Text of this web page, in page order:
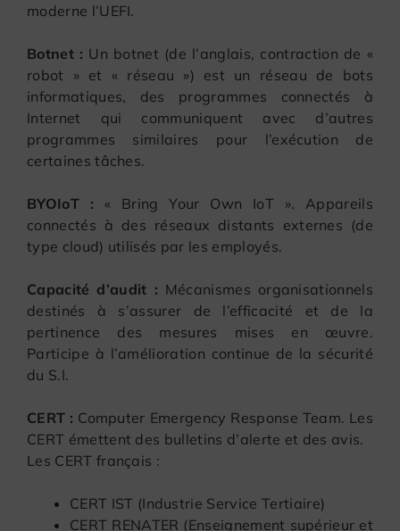
moderne l’UEFI.
Botnet : Un botnet (de l’anglais, contraction de «
robot » et « réseau ») est un réseau de bots
informatiques, des programmes connectés à
Internet qui communiquent avec d’autres
programmes similaires pour l’exécution de
certaines tâches.
BYOIoT : « Bring Your Own IoT ». Appareils
connectés à des réseaux distants externes (de
type cloud) utilisés par les employés.
Capacité d’audit : Mécanismes organisationnels
destinés à s’assurer de l’efficacité et de la
pertinence des mesures mises en œuvre.
Participe à l’amélioration continue de la sécurité
du S.I.
CERT : Computer Emergency Response Team. Les
CERT émettent des bulletins d’alerte et des avis.
Les CERT français :
CERT IST (Industrie Service Tertiaire)
CERT RENATER (Enseignement supérieur et